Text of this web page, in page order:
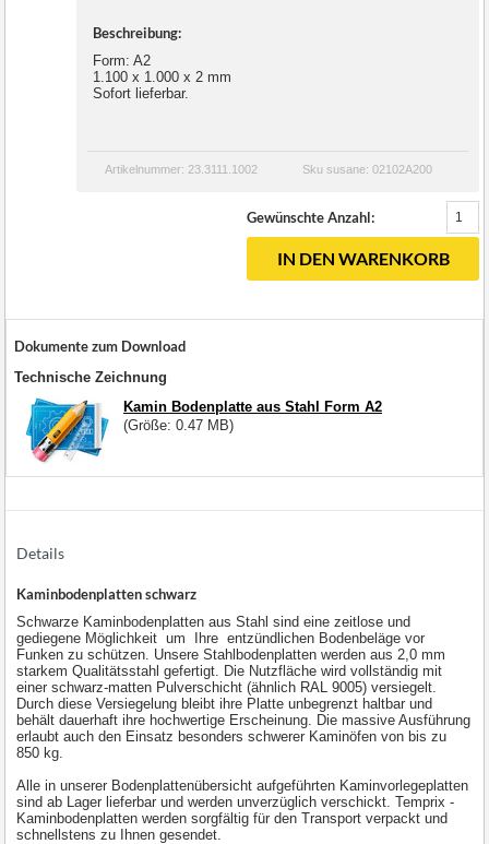
Beschreibung:
Form: A2
1.100 x 1.000 x 2 mm
Sofort lieferbar.
Artikelnummer: 23.3111.1002 Sku susane: 02102A200
Gewünschte Anzahl:
IN DEN WARENKORB
Dokumente zum Download
Technische Zeichnung
Kamin Bodenplatte aus Stahl Form A2
(Größe: 0.47 MB)
Details
Kaminbodenplatten schwarz
Schwarze Kaminbodenplatten aus Stahl sind eine zeitlose und
gediegene Möglichkeit um Ihre entzündlichen Bodenbeläge vor
Funken zu schützen. Unsere Stahlbodenplatten werden aus 2,0 mm
starkem Qualitätsstahl gefertigt. Die Nutzfläche wird vollständig mit
einer schwarz-matten Pulverschicht (ähnlich RAL 9005) versiegelt.
Durch diese Versiegelung bleibt ihre Platte unbegrenzt haltbar und
behält dauerhaft ihre hochwertige Erscheinung. Die massive Ausführung
erlaubt auch den Einsatz besonders schwerer Kaminöfen von bis zu
850 kg.
Alle in unserer Bodenplattenübersicht aufgeführten Kaminvorlegeplatten
sind ab Lager lieferbar und werden unverzüglich verschickt. Temprix -
Kaminbodenplatten werden sorgfältig für den Transport verpackt und
schnellstens zu Ihnen gesendet.